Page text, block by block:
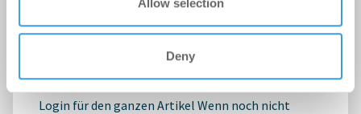
Allow selection
Deny
Ebrecht
Login für den ganzen Artikel Wenn noch nicht